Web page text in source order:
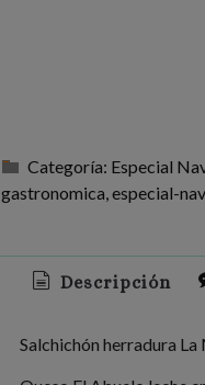
Categoría: Especial
gastronomica especial-
Descripción
Salchichón herradura